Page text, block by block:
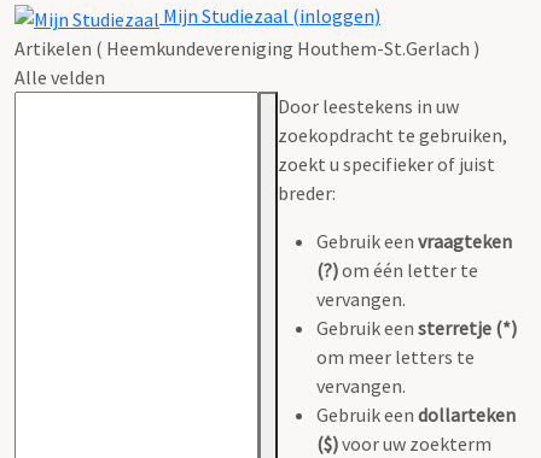
Mijn Studiezaal (inloggen)
Artikelen ( Heemkundevereniging Houthem-St.Gerlach )
Alle velden
Door leestekens in uw
zoekopdracht te gebruiken,
zoekt u specifieker of juist
breder:
Gebruik een vraagteken
(?)om één letter te
vervangen.
Gebruik een sterretje (*)
om meer letters te
vervangen.
Gebruik een dollarteken
($)voor uw zoekterm